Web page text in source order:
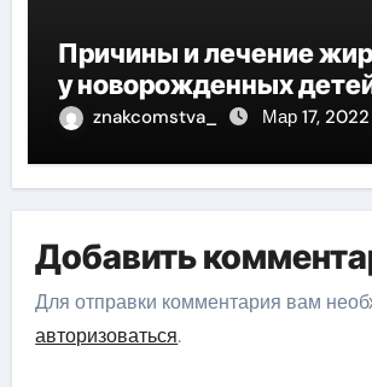
Причины и лечение
у новорожденных
znakcomstva_ Мар 17, 2022
Добавить
Для отправки комментария вам
авторизоваться.